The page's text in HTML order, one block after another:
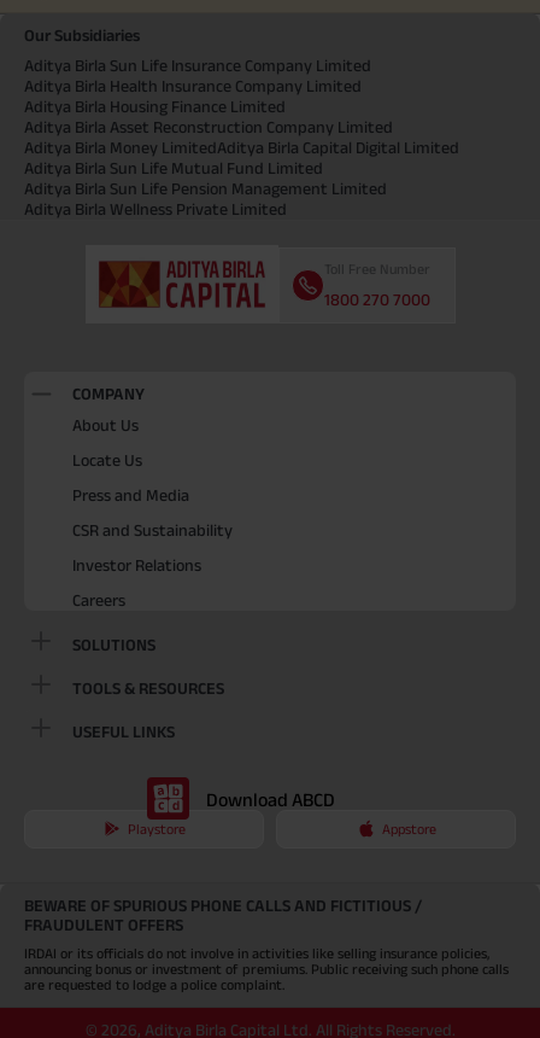
Our Subsidiaries
Aditya Birla Sun Life Insurance Company Limited
Aditya Birla Health Insurance Company Limited
Aditya Birla Housing Finance Limited
Aditya Birla Asset Reconstruction Company Limited
Aditya Birla Money LimitedAditya Birla Capital Digital Limited
Aditya Birla Sun Life Mutual Fund Limited
Aditya Birla Sun Life Pension Management Limited
Aditya Birla Wellness Private Limited
Toll Free Number
1800 270 7000
COMPANY
About Us
Locate Us
Press and Media
CSR and Sustainability
Investor Relations
Careers
SOLUTIONS
TOOLS & RESOURCES
USEFUL LINKS
Download ABCD
Playstore Appstore
BEWARE OF SPURIOUS PHONE CALLS AND FICTITIOUS /
FRAUDULENT OFFERS
IRDAI or its officials do not involve in activities like selling insurance policies,
announcing bonus or investment of premiums. Public receiving such phone calls
are requested to lodge a police complaint.
© 2026, Aditya Birla Capital Ltd. All Rights Reserved.